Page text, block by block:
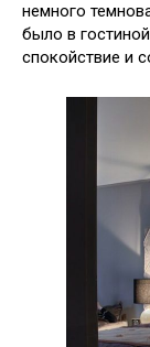
немного
было в
спокойствие и